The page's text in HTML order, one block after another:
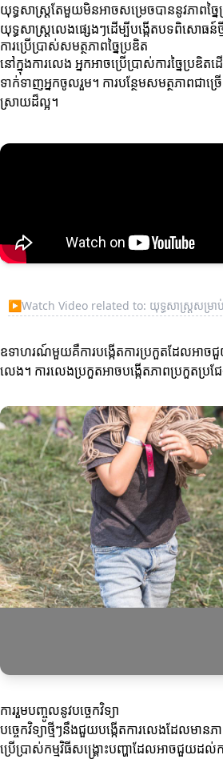
យុទ្ធសាស្ត្រតែមួយមិនអាចសម្រេចបាននូវភាពច្ន
យុទ្ធសាស្ត្រលេងផ្សេងៗដើម្បីបង្កើតបទពិសោធន៍ថ្
ការប្រើប្រាស់សមត្ថភាពច្នៃប្រឌិត
នៅក្នុងការលេង អ្នកអាចប្រើប្រាស់ការច្នៃប្រឌិត
ទាក់ទាញអ្នកចូលរួម។ ការបន្ថែមសមត្ថភាពជាច្
ស្រាយដ៏ល្អ។
▶Watch Video related to: យុទ្ធសាស្ត្រសម្រាប់
ឧទាហរណ៍មួយគឺការបង្កើតការប្រកួតដែលអាច
លេង។ ការលេងប្រកួតអាចបង្កើតភាពប្រកួតប្រ
ការរួមបញ្ចូលនូវបច្ចេកវិទ្យា
បច្ចេកវិទ្យាថ្មីៗនឹងជួយបង្កើតការលេងដែលមាន
ប្រើប្រាស់កម្មវិធីសង្គ្រោះបញ្ហាដែលអាចជួយដល់